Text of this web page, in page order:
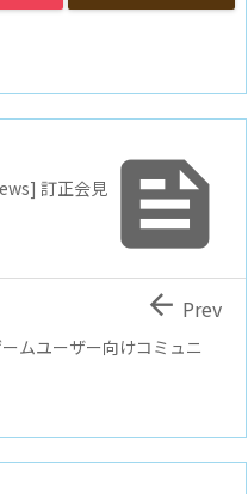

訂正会見
ムユーザー向けコミュニ
 Prev